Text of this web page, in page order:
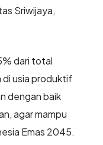
Sriwijaya,
dari total
di usia produktif
dengan baik
agar mampu
Emas 2045.